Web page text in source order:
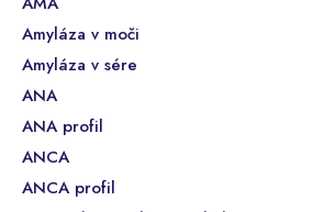
Amyláza v moči
Amyláza v sére
ANA
ANA profil
ANCA
ANCA profil